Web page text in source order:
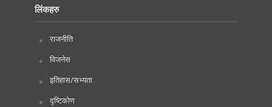
लिंकहरु
राजनीति
विजनेस
इतिहास/सभ्यता
दृष्टिकोण